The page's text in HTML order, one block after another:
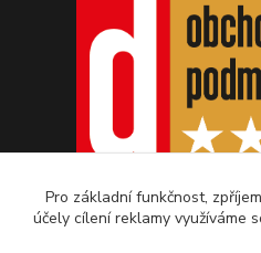
Pro základní funkčnost,
účely cílení reklamy využíváme